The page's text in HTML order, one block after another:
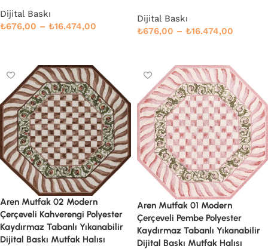
Dijital Baskı
₺676,00 – ₺16.474,00
Dijital Baskı
₺676,00 – ₺16.474,00
Aren Mutfak 02 Modern
Çerçeveli Kahverengi Polyester
Kaydırmaz Tabanlı Yıkanabilir
Dijital Baskı Mutfak Halısı
Aren Mutfak 01 Modern
Çerçeveli Pembe Polyester
Kaydırmaz Tabanlı Yıkanabilir
Dijital Baskı Mutfak Halısı